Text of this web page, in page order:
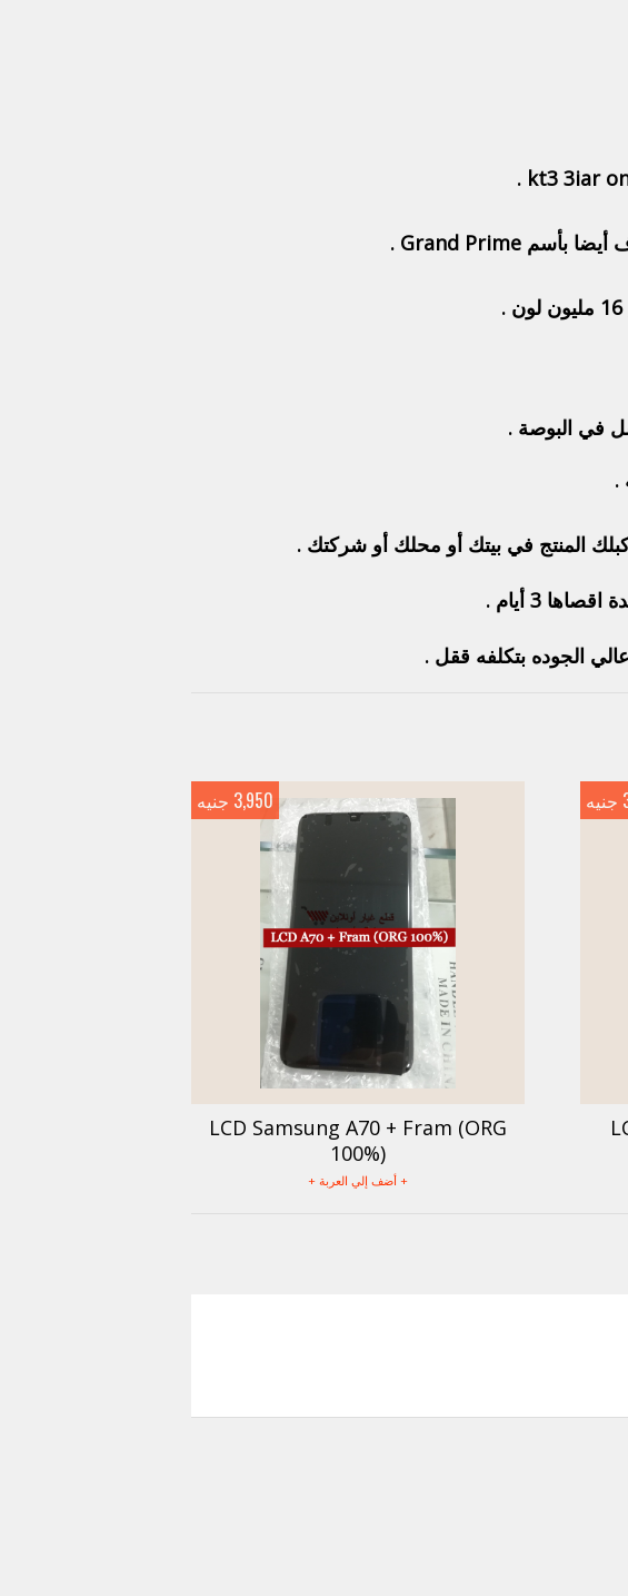
المنتج في بيتك أو محلك أو شركتك .
3 أيام .
الجوده بتكلفه ققل .
LCD Samsung A70 + Fram (ORG
100%)
+ أضف إلي العربة +
3,950 جنيه